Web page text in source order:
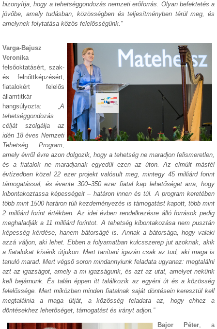
bizonyítja, hogy a tehetséggondozás nemzeti erőforrás. Olyan befektetés a
jövőbe, amely tudásban, közösségben és teljesítményben térül meg, és
amelynek folytatása közös felelősségünk."
Varga-Bajusz
Veronika
felsőoktatásért, szak-
és felnőttképzésért,
fiatalokért felelős
államtitkár
hangsúlyozta: „A
tehetséggondozás
célját szolgálja az
idén 18 éves Nemzeti
Tehetség Program,
amely évről évre azon dolgozik, hogy a tehetség ne maradjon felismeretlen,
és a fiatalok ne maradjanak egyedül ezen az úton. Az elmúlt másfél
évtizedben közel 22 ezer projekt valósult meg, mintegy 45 milliárd forint
támogatással, és évente 300–350 ezer fiatal kap lehetőséget arra, hogy
kibontakoztassa képességeit – határon innen és túl. A program keretében
több mint 1500 határon túli kezdeményezés is támogatást kapott, több mint
2 milliárd forint értékben. Az idei évben rendelkezésre álló források pedig
meghaladják a 11 milliárd forintot. A tehetség kibontakozása nem pusztán
képesség kérdése, hanem bátorságé is. Annak a bátorsága, hogy valaki
azzá váljon, aki lehet. Ebben a folyamatban kulcsszerep jut azoknak, akik
a fiatalokat kísérik útjukon. Mert tanítani igazán csak az tud, aki maga is
tanuló marad. Mert végső soron mindannyiunk feladata ugyanaz: megtalálni
azt az igazságot, amely a mi igazságunk, és azt az utat, amelyet nekünk
kell bejárnunk. És talán éppen itt találkozik az egyéni út és a közösség
felelőssége. Mert miközben minden fiatalnak saját döntésein keresztül kell
megtalálnia a maga útját, a közösség feladata az, hogy ehhez a
döntésekhez lehetőséget, támogatást és irányt adjon.”
Bajor Péter, a